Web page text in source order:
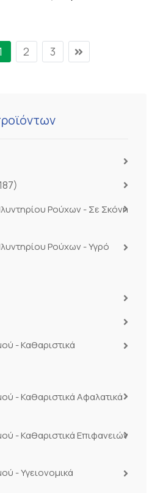
Ρούχων - Σε Σκόνη
Ρούχων - Υγρό
- Καθαριστικά
- Καθαριστικά Αφαλατικά
- Καθαριστικά Επιφανειών
- Υγειονομικά
2 3